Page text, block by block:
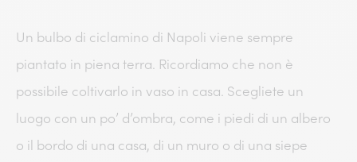
Un bulbo di ciclamino di Napoli viene sempre
piantato in piena terra. Ricordiamo che non è
possibile coltivarlo in vaso in casa. Scegliete un
luogo con un po’ d’ombra, come i piedi di un albero
o il bordo di una casa, di un muro o di una siepe